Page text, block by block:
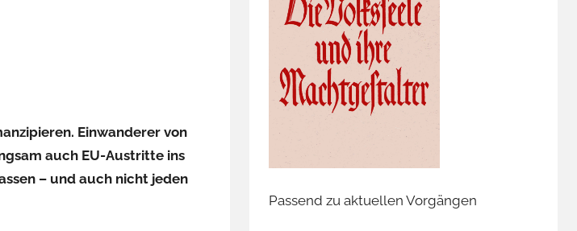
Einwanderer von
auch EU-Austritte ins
– und auch nicht jeden
Passend zu aktuellen Vorgängen